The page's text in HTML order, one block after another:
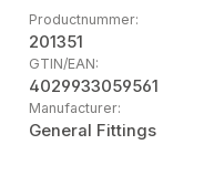
Productnummer:
201351
GTIN/EAN:
4029933059561
Manufacturer:
General Fittings